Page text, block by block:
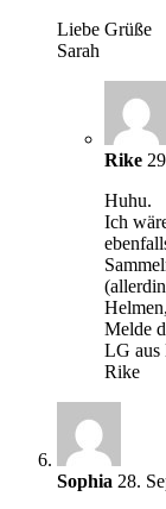
Liebe Grüße
Sarah
Rike
Huhu.
Ich
Melde
LG aus
Rike
Sophia 28.